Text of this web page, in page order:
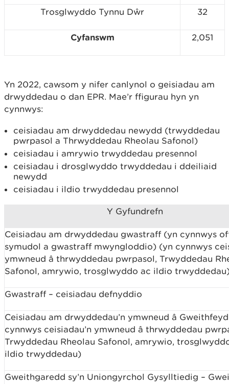
Trosglwyddo Tynnu Dŵr 32
Cyfanswm 2,051
Yn 2022, cawsom y nifer canlynol o geisiadau am
drwyddedau o dan EPR. Mae’r ffigurau hyn yn
cynnwys:
ceisiadau am drwyddedau newydd (trwyddedau
pwrpasol a Thrwyddedau Rheolau Safonol)
ceisiadau i amrywio trwyddedau presennol
ceisiadau i drosglwyddo trwyddedau i ddeiliaid
newydd
ceisiadau i ildio trwyddedau presennol
Y Gyfundrefn
Ceisiadau am drwyddedau gwastraff (yn cynnwys
symudol a gwastraff mwyngloddio) (yn cynnwys
ymwneud â thrwyddedau pwrpasol, Trwyddedau
Safonol, amrywio, trosglwyddo ac ildio
Gwastraff – ceisiadau defnyddio
Ceisiadau am drwyddedau’n ymwneud â
cynnwys ceisiadau’n ymwneud â thrwyddedau
Trwyddedau Rheolau Safonol, amrywio,
ildio trwyddedau)
Gweithgaredd sy’n Uniongyrchol Gysylltiedig –